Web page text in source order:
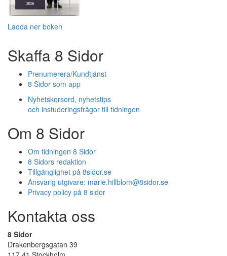
Ladda ner boken
Skaffa 8 Sidor
Prenumerera/Kundtjänst
8 Sidor som app
Nyhetskorsord, nyhetstips
och instuderingsfrågor till tidningen
Om 8 Sidor
Om tidningen 8 Sidor
8 Sidors redaktion
Tillgänglighet på 8sidor.se
Ansvarig utgivare: marie.hillblom@8sidor.se
Privacy policy på 8 sidor
Kontakta oss
8 Sidor
Drakenbergsgatan 39